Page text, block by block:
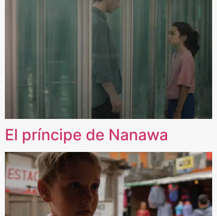
El príncipe de Nanawa